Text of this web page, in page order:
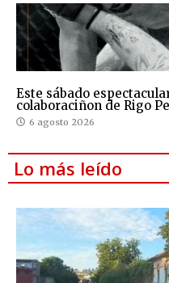
Este sábado
colaboraciñon de Rigo
6 agosto 2026
Lo más leído